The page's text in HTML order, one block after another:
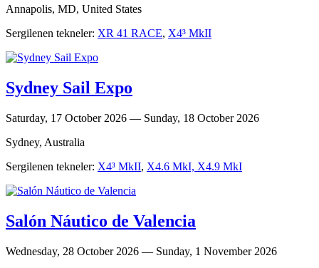
Annapolis, MD, United States
Sergilenen tekneler: XR 41 RACE, X4³ MkII
Sydney Sail Expo
Saturday, 17 October 2026 — Sunday, 18 October 2026
Sydney, Australia
Sergilenen tekneler: X4³ MkII, X4.6 MkI, X4.9 MkI
Salón Náutico de Valencia
Wednesday, 28 October 2026 — Sunday, 1 November 2026